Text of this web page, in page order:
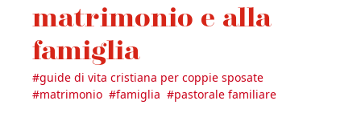
matrimonio e alla
famiglia
#guide di vita cristiana per coppie sposate
#matrimonio #famiglia #pastorale familiare